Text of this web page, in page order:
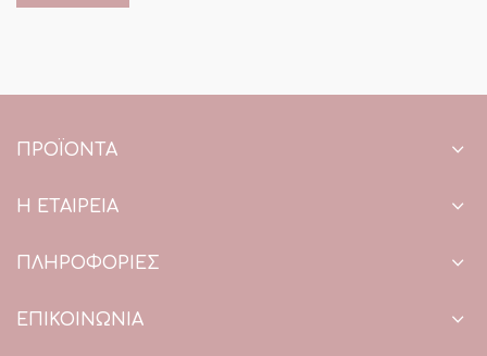
ΠΡΟΪΌΝΤΑ
Η ΕΤΑΙΡΕΙΑ
ΠΛΗΡΟΦΟΡΙΕΣ
ΕΠΙΚΟΙΝΩΝΙΑ